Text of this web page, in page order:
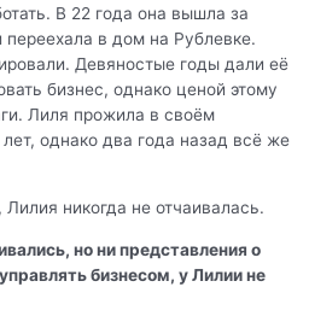
В 22 года она вышла за
переехала в дом на Рублевке.
Девяностые годы дали её
бизнес, однако ценой этому
Лиля прожила в своём
однако два года назад всё же
никогда не отчаивалась.
но ни представления о
бизнесом, у Лилии не